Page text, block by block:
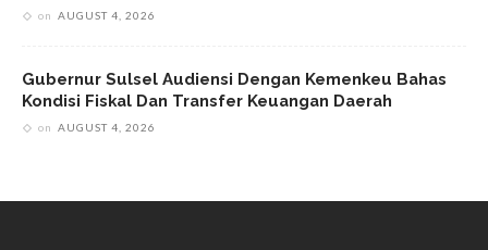
on AUGUST 4, 2026
Gubernur Sulsel Audiensi Dengan Kemenkeu Bahas
Kondisi Fiskal Dan Transfer Keuangan Daerah
on AUGUST 4, 2026